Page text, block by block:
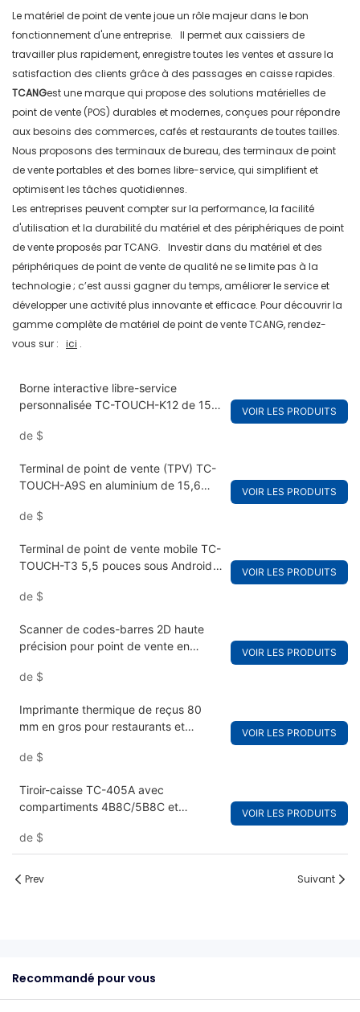
Le matériel de point de vente joue un rôle majeur dans le bon
fonctionnement d'une entreprise. Il permet aux caissiers de
travailler plus rapidement, enregistre toutes les ventes et assure la
satisfaction des clients grâce à des passages en caisse rapides.
TCANGest une marque qui propose des solutions matérielles de
point de vente (POS) durables et modernes, conçues pour répondre
aux besoins des commerces, cafés et restaurants de toutes tailles.
Nous proposons des terminaux de bureau, des terminaux de point
de vente portables et des bornes libre-service, qui simplifient et
optimisent les tâches quotidiennes.
Les entreprises peuvent compter sur la performance, la facilité
d'utilisation et la durabilité du matériel et des périphériques de point
de vente proposés par TCANG. Investir dans du matériel et des
périphériques de point de vente de qualité ne se limite pas à la
technologie ; c’est aussi gagner du temps, améliorer le service et
développer une activité plus innovante et efficace. Pour découvrir la
gamme complète de matériel de point de vente TCANG, rendez-
vous sur : ici .
Borne interactive libre-service
personnalisée TC-TOUCH-K12 de 15,6
de $
VOIR LES PRODUITS
Terminal de point de vente (TPV) TC-
TOUCH-A9S en aluminium de 15,6
de $
VOIR LES PRODUITS
Terminal de point de vente mobile TC-
TOUCH-T3 5,5 pouces sous Android
de $
VOIR LES PRODUITS
Scanner de codes-barres 2D haute
précision pour point de vente en
de $
VOIR LES PRODUITS
Imprimante thermique de reçus 80
mm en gros pour restaurants et
de $
VOIR LES PRODUITS
Tiroir-caisse TC-405A avec
compartiments 4B8C/5B8C et
de $
VOIR LES PRODUITS
Prev Suivant
Recommandé pour vous